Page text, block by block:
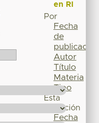
en RI
Por
Fecha
de
publicación
Autor
Título
Materia
Tipo
Esta
colección
Fecha